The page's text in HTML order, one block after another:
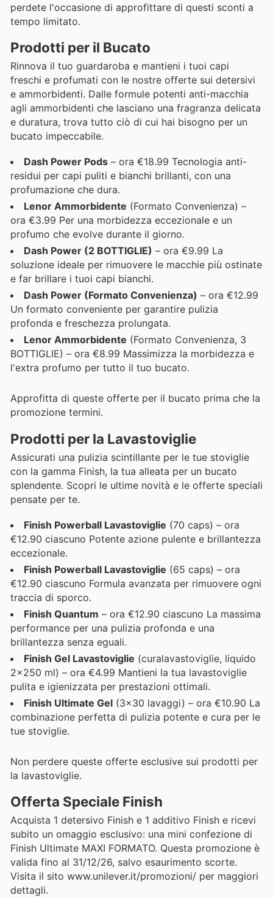
perdete l'occasione di approfittare di questi sconti a
tempo limitato.
Prodotti per il Bucato
Rinnova il tuo guardaroba e mantieni i tuoi capi
freschi e profumati con le nostre offerte sui detersivi
e ammorbidenti. Dalle formule potenti anti-macchia
agli ammorbidenti che lasciano una fragranza delicata
e duratura, trova tutto ciò di cui hai bisogno per un
bucato impeccabile.
Dash Power Pods – ora €18.99 Tecnologia anti-
residui per capi puliti e bianchi brillanti, con una
profumazione che dura.
Lenor Ammorbidente (Formato Convenienza) –
ora €3.99 Per una morbidezza eccezionale e un
profumo che evolve durante il giorno.
Dash Power (2 BOTTIGLIE) – ora €9.99 La
soluzione ideale per rimuovere le macchie più ostinate
e far brillare i tuoi capi bianchi.
Dash Power (Formato Convenienza) – ora €12.99
Un formato conveniente per garantire pulizia
profonda e freschezza prolungata.
Lenor Ammorbidente (Formato Convenienza, 3
BOTTIGLIE) – ora €8.99 Massimizza la morbidezza e
l'extra profumo per tutto il tuo bucato.
Approfitta di queste offerte per il bucato prima che la
promozione termini.
Prodotti per la Lavastoviglie
Assicurati una pulizia scintillante per le tue stoviglie
con la gamma Finish, la tua alleata per un bucato
splendente. Scopri le ultime novità e le offerte speciali
pensate per te.
Finish Powerball Lavastoviglie (70 caps) – ora
€12.90 ciascuno Potente azione pulente e brillantezza
eccezionale.
Finish Powerball Lavastoviglie (65 caps) – ora
€12.90 ciascuno Formula avanzata per rimuovere ogni
traccia di sporco.
Finish Quantum – ora €12.90 ciascuno La massima
performance per una pulizia profonda e una
brillantezza senza eguali.
Finish Gel Lavastoviglie (curalavastoviglie, liquido
2x250 ml) – ora €4.99 Mantieni la tua lavastoviglie
pulita e igienizzata per prestazioni ottimali.
Finish Ultimate Gel (3x30 lavaggi) – ora €10.90 La
combinazione perfetta di pulizia potente e cura per le
tue stoviglie.
Non perdere queste offerte esclusive sui prodotti per
la lavastoviglie.
Offerta Speciale Finish
Acquista 1 detersivo Finish e 1 additivo Finish e ricevi
subito un omaggio esclusivo: una mini confezione di
Finish Ultimate MAXI FORMATO. Questa promozione è
valida fino al 31/12/26, salvo esaurimento scorte.
Visita il sito www.unilever.it/promozioni/ per maggiori
dettagli.